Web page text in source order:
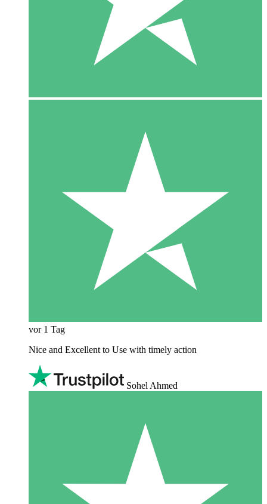
vor 1 Tag
Nice and Excellent to Use with timely action
Sohel Ahmed